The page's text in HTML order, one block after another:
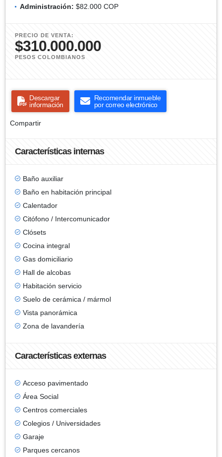
Administración: $82.000 COP
PRECIO DE VENTA:
$310.000.000
PESOS COLOMBIANOS
Descargar
información
Recomendar inmueble
por correo electrónico
Compartir
Características internas
Baño auxiliar
Baño en habitación principal
Calentador
Citófono / Intercomunicador
Clósets
Cocina integral
Gas domiciliario
Hall de alcobas
Habitación servicio
Suelo de cerámica / mármol
Vista panorámica
Zona de lavandería
Características externas
Acceso pavimentado
Área Social
Centros comerciales
Colegios / Universidades
Garaje
Parques cercanos